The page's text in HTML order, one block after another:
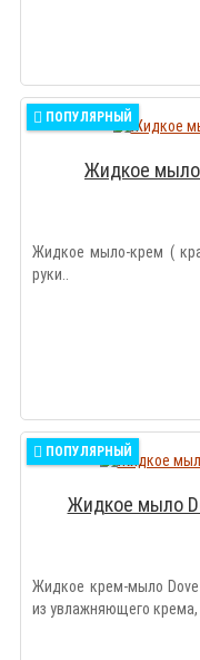
ПОПУЛЯРНЫЙ
Жидкое мыло
Жидкое мыло-крем (
руки..
ПОПУЛЯРНЫЙ
Жидкое мыло
Жидкое крем-мыло
из увлажняющего крема,